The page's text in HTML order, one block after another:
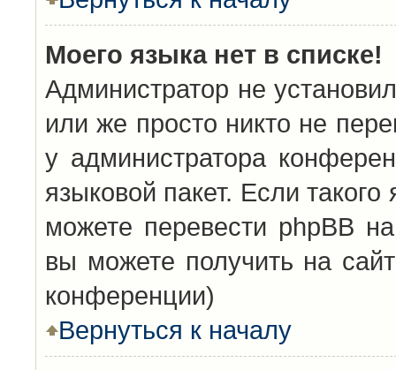
Моего языка нет в списке!
Администратор не
или же просто никто не
у администратора
языковой пакет. Если
можете перевести phpBB
вы можете получить на
конференции)
Вернуться к началу